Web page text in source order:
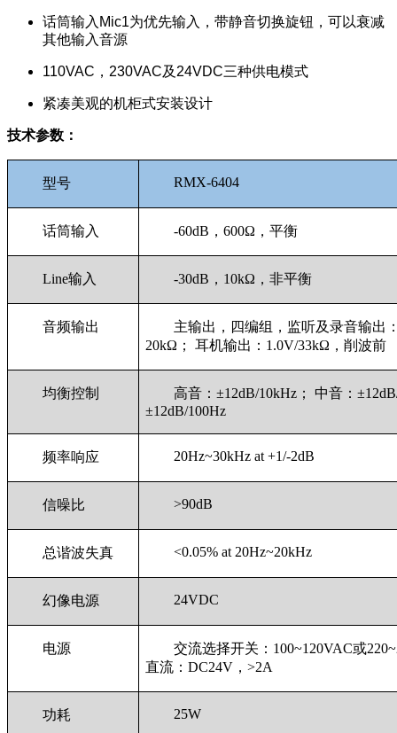
话筒输入Mic1为优先输入，带静音切换旋钮，可以衰减
其他输入音源
110VAC，230VAC及24VDC三种供电模式
紧凑美观的机柜式安装设计
技术参数：
型号 RMX-6404
话筒输入 -60dB，600Ω，平衡
Line输入 -30dB，10kΩ，非平衡
音频输出
主输出，四编组，监听及录音输出
20kΩ； 耳机输出：1.0V/33kΩ，削波前
均衡控制
高音：±12dB/10kHz； 中音：
±12dB/100Hz
频率响应 20Hz~30kHz at +1/-2dB
信噪比 >90dB
总谐波失真 <0.05% at 20Hz~20kHz
幻像电源 24VDC
电源
交流选择开关：100~120VAC或
直流：DC24V，>2A
功耗 25W